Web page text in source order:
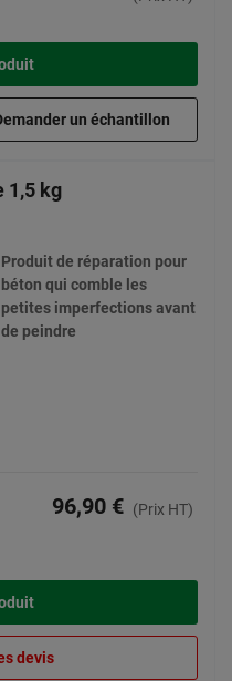
un échantillon
1,5 kg
Produit de réparation pour
béton qui comble les
petites imperfections avant
de peindre
96,90 € (Prix HT)
devis